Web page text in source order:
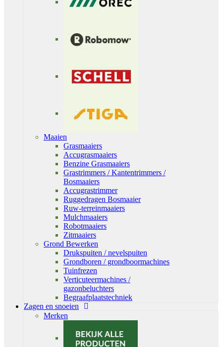
Maaien
Grasmaaiers
Accugrasmaaiers
Benzine Grasmaaiers
Grastrimmers / Kantentrimmers /
Bosmaaiers
Accugrastrimmer
Ruggedragen Bosmaaier
Ruw-terreinmaaiers
Mulchmaaiers
Robotmaaiers
Zitmaaiers
Grond Bewerken
Drukspuiten / nevelspuiten
Grondboren / grondboormachines
Tuinfrezen
Verticuteermachines /
gazonbeluchters
Begraafplaatstechniek
Zagen en snoeien
Merken